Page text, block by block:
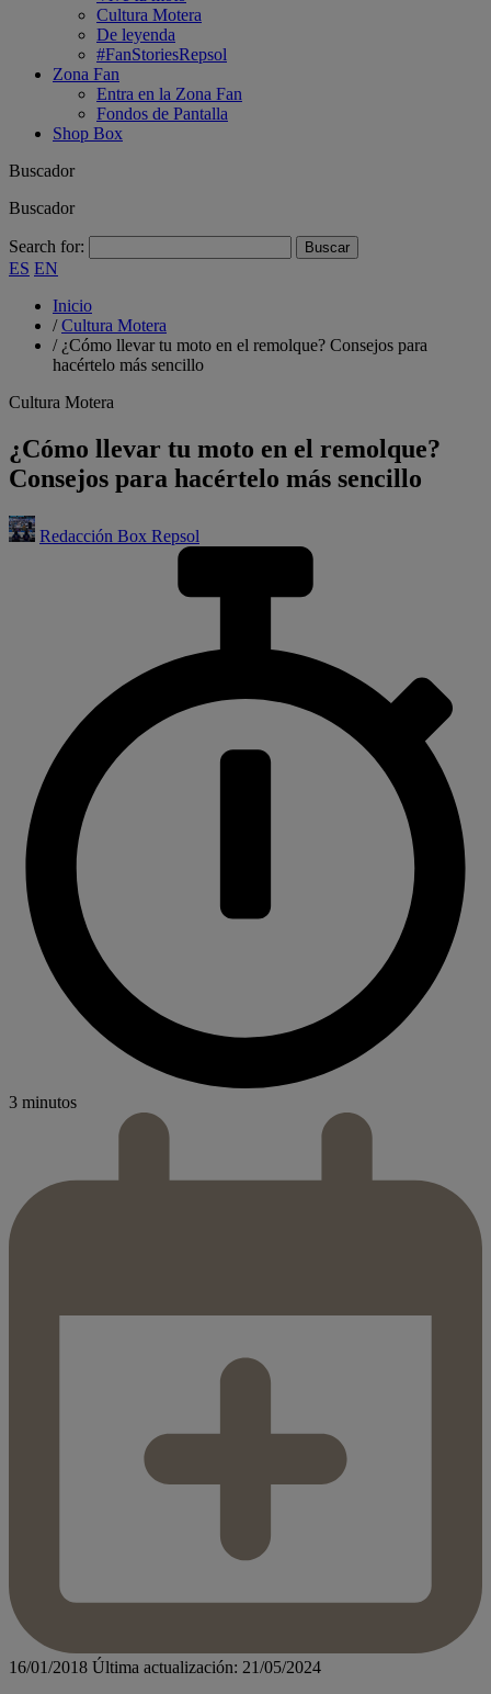
Cultura Motera
De leyenda
#FanStoriesRepsol
Zona Fan
Entra en la Zona Fan
Fondos de Pantalla
Shop Box
Buscador
Buscador
Search for:
ES EN
Inicio
/Cultura Motera
/ ¿Cómo llevar tu moto en el remolque? Consejos para
hacértelo más sencillo
Cultura Motera
¿Cómo llevar tu moto en el remolque?
Consejos para hacértelo más sencillo
Redacción Box Repsol
3 minutos
16/01/2018 Última actualización: 21/05/2024